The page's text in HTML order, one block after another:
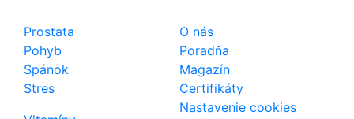
Prostata
Pohyb
Spánok
Stres
O nás
Poradňa
Magazín
Certifikáty
Nastavenie cookies